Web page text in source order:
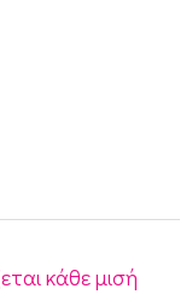
κάθε μισή